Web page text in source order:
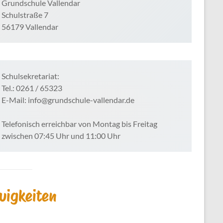
Grundschule Vallendar
Schulstraße 7
56179 Vallendar
Schulsekretariat:
Tel.: 0261 / 65323
E-Mail: info@grundschule-vallendar.de
Telefonisch erreichbar von Montag bis Freitag
zwischen 07:45 Uhr und 11:00 Uhr